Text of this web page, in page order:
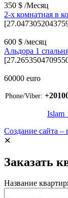
350 $ /Месяц
2-х комнатная в
600 $ /месяц
Альдора 1
60000 euro
Phone/Viber:
Создание сайта –
✕
Заказать
Название